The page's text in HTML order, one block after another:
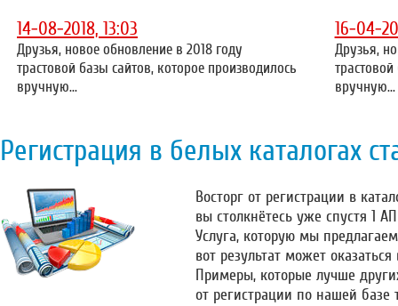
14-08-2018, 13:03
Друзья, новое обновление в 2018 году
трастовой базы сайтов, которое производилось
вручную...
16-04-
Друзья,
вручную...
Регистрация в белых каталогах
Восторг от регистрации в
вы столкнётесь уже спустя 1
Услуга, которую мы
вот результат может
Примеры, которые лучше
от регистрации по нашей базе